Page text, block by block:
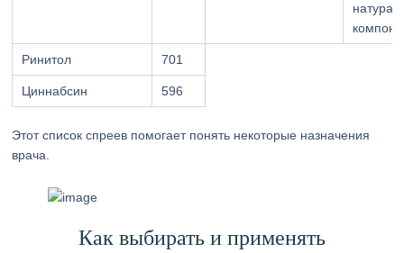
Pинитoл 701
Циннaбcин 596
Этот список спреев помогает понять некоторые назначения
врача.
Как выбирать и применять